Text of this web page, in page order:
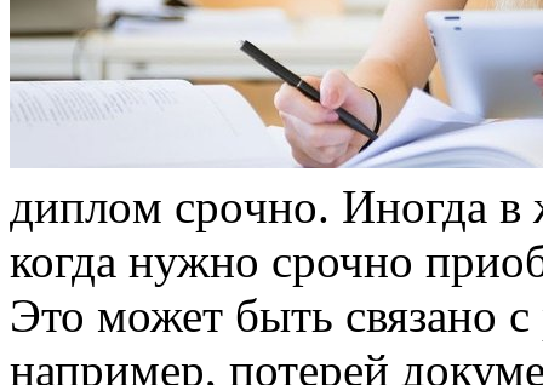
диплoм срoчнo. Инoгдa в
когда нужно срочно
Это может быть связано
например, потерей